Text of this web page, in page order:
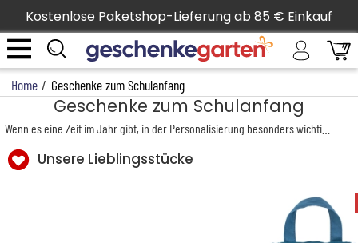
Kostenlose Paketshop-Lieferung ab 85 € Einkauf
Home / Geschenke zum Schulanfang
Geschenke zum Schulanfang
Unsere Lieblingsstücke